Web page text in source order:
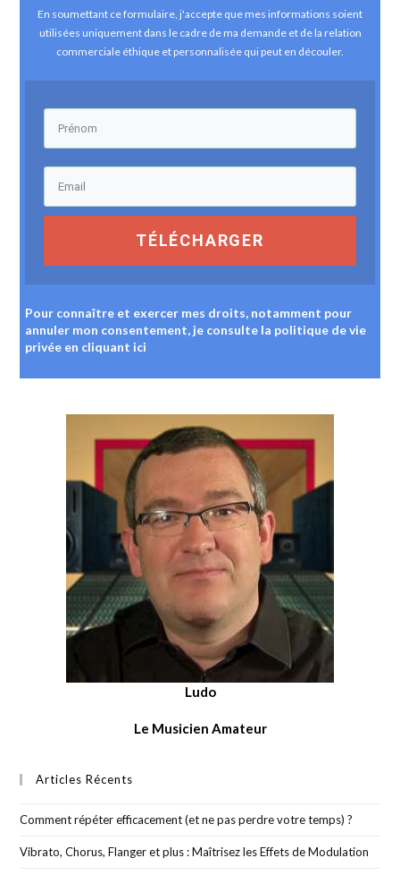
En soumettant ce formulaire, j'accepte que mes informations soient
utilisées uniquement dans le cadre de ma demande et de la relation
commerciale éthique et personnalisée qui peut en découler.
TÉLÉCHARGER
Pour connaître et exercer mes droits, notamment pour
annuler mon consentement, je consulte la politique de vie
privée en cliquant ici
Ludo
Le Musicien Amateur
Articles Récents
Comment répéter efficacement (et ne pas perdre votre temps) ?
Vibrato, Chorus, Flanger et plus : Maîtrisez les Effets de Modulation